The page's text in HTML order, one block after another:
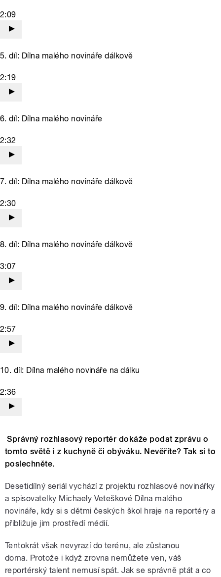
2:09
5. díl: Dílna malého novináře dálkově
2:19
6. díl: Dílna malého novináře
2:32
7. díl: Dílna malého novináře dálkově
2:30
8. díl: Dílna malého novináře dálkově
3:07
9. díl: Dílna malého novináře dálkově
2:57
10. díl: Dílna malého novináře na dálku
2:36
Správný rozhlasový reportér dokáže podat zprávu o
tomto světě i z kuchyně či obýváku. Nevěříte? Tak si to
poslechněte.
Desetidílný seriál vychází z projektu rozhlasové novinářky
a spisovatelky Michaely Veteškové Dílna malého
novináře, kdy si s dětmi českých škol hraje na reportéry a
přibližuje jim prostředí médií.
Tentokrát však nevyrazí do terénu, ale zůstanou
doma. Protože i když zrovna nemůžete ven, váš
reportérský talent nemusí spát. Jak se správně ptát a co